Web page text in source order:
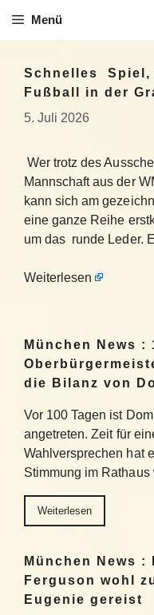
Inhalt
Menü
Schnelles Spiel,
Fußball in der
5. Juli 2026
Wer trotz des
Mannschaft aus der
kann sich am
eine ganze Reihe
um das runde Leder.
Weiterlesen
München News :
die Bilanz von
Vor 100 Tagen ist
angetreten. Zeit für
Wahlversprechen hat
Stimmung im
Weiterlesen
München News :
Ferguson wohl
Eugenie gereist